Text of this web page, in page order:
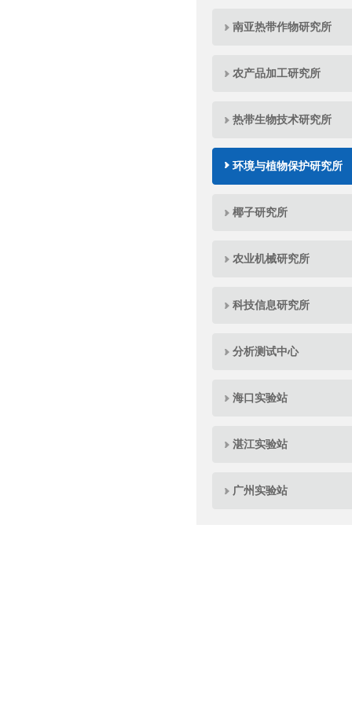
南亚热带作物研究所
农产品加工研究所
热带生物技术研究所
环境与植物保护研究所
椰子研究所
农业机械研究所
科技信息研究所
分析测试中心
海口实验站
湛江实验站
广州实验站